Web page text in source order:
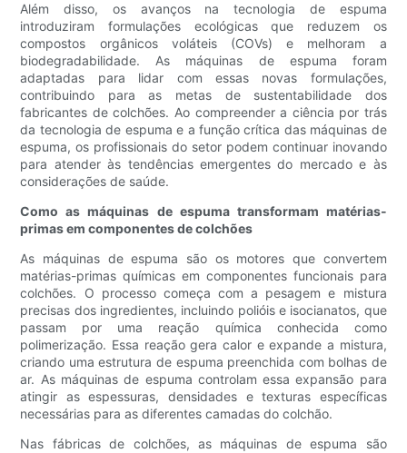
Além disso, os avanços na tecnologia de espuma
introduziram formulações ecológicas que reduzem os
compostos orgânicos voláteis (COVs) e melhoram a
biodegradabilidade. As máquinas de espuma foram
adaptadas para lidar com essas novas formulações,
contribuindo para as metas de sustentabilidade dos
fabricantes de colchões. Ao compreender a ciência por trás
da tecnologia de espuma e a função crítica das máquinas de
espuma, os profissionais do setor podem continuar inovando
para atender às tendências emergentes do mercado e às
considerações de saúde.
Como as máquinas de espuma transformam matérias-
primas em componentes de colchões
As máquinas de espuma são os motores que convertem
matérias-primas químicas em componentes funcionais para
colchões. O processo começa com a pesagem e mistura
precisas dos ingredientes, incluindo polióis e isocianatos, que
passam por uma reação química conhecida como
polimerização. Essa reação gera calor e expande a mistura,
criando uma estrutura de espuma preenchida com bolhas de
ar. As máquinas de espuma controlam essa expansão para
atingir as espessuras, densidades e texturas específicas
necessárias para as diferentes camadas do colchão.
Nas fábricas de colchões, as máquinas de espuma são